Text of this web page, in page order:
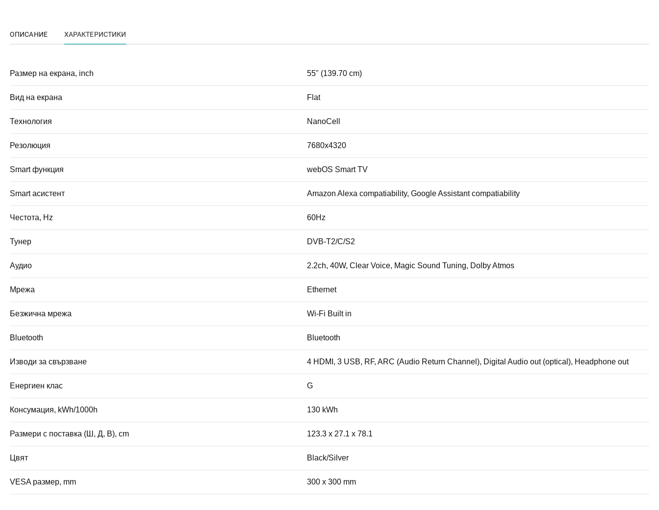
ОПИСАНИЕ ХАРАКТЕРИСТИКИ
Размер на екрана, inch 55" (139.70 cm)
Вид на екрана Flat
Технология NanoCell
Резолюция 7680x4320
Smart функция webOS Smart TV
Smart асистент Amazon Alexa compatiability, Google Assistant compatiability
Честота, Hz 60Hz
Тунер DVB-T2/C/S2
Аудио 2.2ch, 40W, Clear Voice, Magic Sound Tuning, Dolby Atmos
Мрежа Ethernet
Безжична мрежа Wi-Fi Built in
Bluetooth Bluetooth
Изводи за свързване 4 HDMI, 3 USB, RF, ARC (Audio Return Channel), Digital Audio out (optical), Headphone out
Енергиен клас G
Консумация, kWh/1000h 130 kWh
Размери с поставка (Ш, Д, В), cm 123.3 x 27.1 x 78.1
Цвят Black/Silver
VESA размер, mm 300 x 300 mm